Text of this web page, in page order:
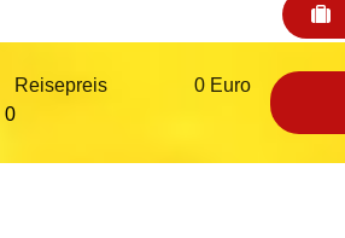
Reisepreis 0 Euro